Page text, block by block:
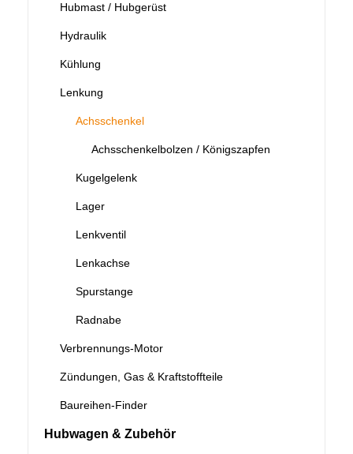
Hubmast / Hubgerüst
Hydraulik
Kühlung
Lenkung
Achsschenkel
Achsschenkelbolzen / Königszapfen
Kugelgelenk
Lager
Lenkventil
Lenkachse
Spurstange
Radnabe
Verbrennungs-Motor
Zündungen, Gas & Kraftstoffteile
Baureihen-Finder
Hubwagen & Zubehör